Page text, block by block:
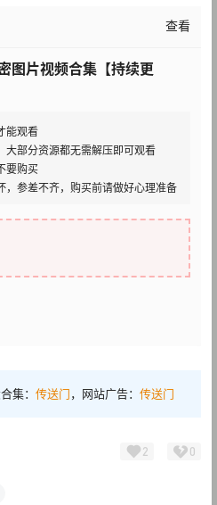
查看
图片视频合集【持续更
能观看
大部分资源都无需解压即可观看
要购买
，参差不齐，购买前请做好心理准备
集： 传送门，网站广告： 传送门
2 0